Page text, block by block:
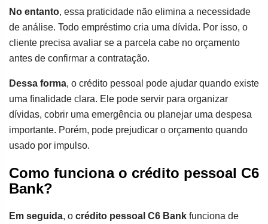
No entanto, essa praticidade não elimina a necessidade
de análise. Todo empréstimo cria uma dívida. Por isso, o
cliente precisa avaliar se a parcela cabe no orçamento
antes de confirmar a contratação.
Dessa forma, o crédito pessoal pode ajudar quando existe
uma finalidade clara. Ele pode servir para organizar
dívidas, cobrir uma emergência ou planejar uma despesa
importante. Porém, pode prejudicar o orçamento quando
usado por impulso.
Como funciona o crédito pessoal C6
Bank?
Em seguida, o crédito pessoal C6 Bank funciona de